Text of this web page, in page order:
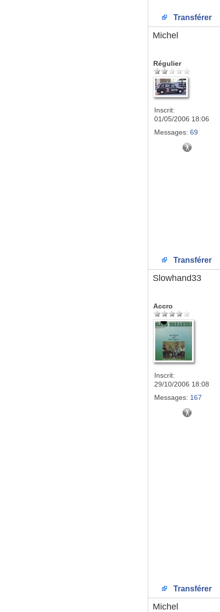
Transférer
Michel
Régulier
Inscrit:
01/05/2006 18:06
Messages: 69
Transférer
Slowhand33
Accro
Inscrit:
29/10/2006 18:08
Messages: 167
Transférer
Michel